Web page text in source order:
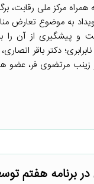
همراه مرکز ملی
به موضوع تعارض
و پیشگیری از آن را
دکتر باقر
زینب مرتضوی فر، عضو
برنامه هفتم